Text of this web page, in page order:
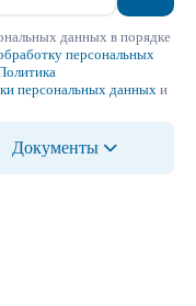
данных в порядке
персональных
персональных данных и
Документы